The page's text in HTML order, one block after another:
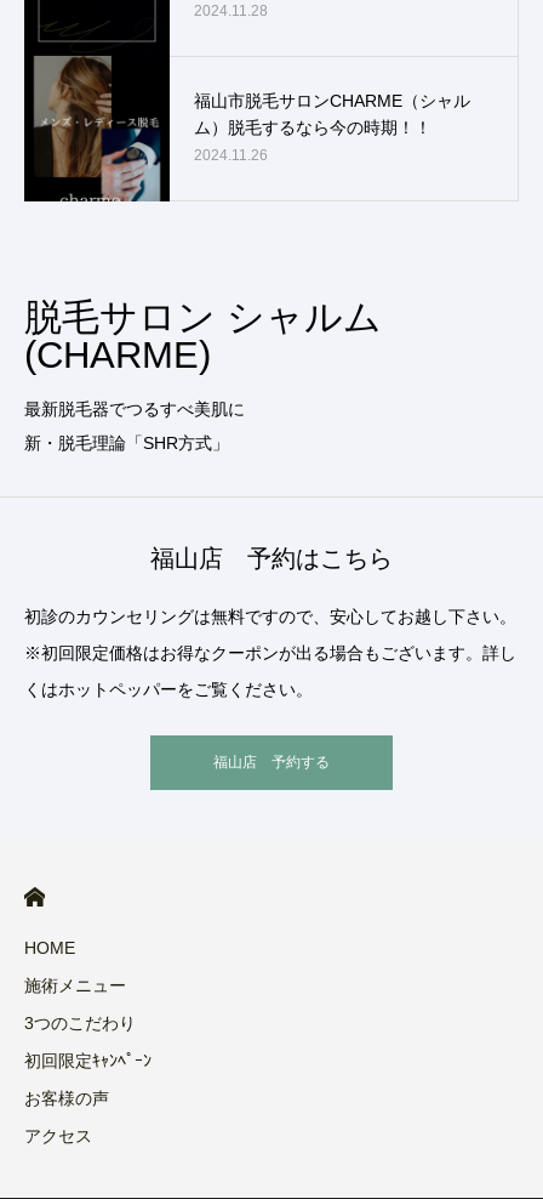
2024.11.28
福山市脱毛サロンCHARME（シャル
ム）脱毛するなら今の時期！！
2024.11.26
脱毛サロン シャルム
(CHARME)
最新脱毛器でつるすべ美肌に
新・脱毛理論「SHR方式」
福山店 予約はこちら
初診のカウンセリングは無料ですので、安心してお越し下さい。
※初回限定価格はお得なクーポンが出る場合もございます。詳し
くはホットペッパーをご覧ください。
福山店 予約する
HOME
施術メニュー
3つのこだわり
初回限定ｷｬﾝﾍﾟｰﾝ
お客様の声
アクセス